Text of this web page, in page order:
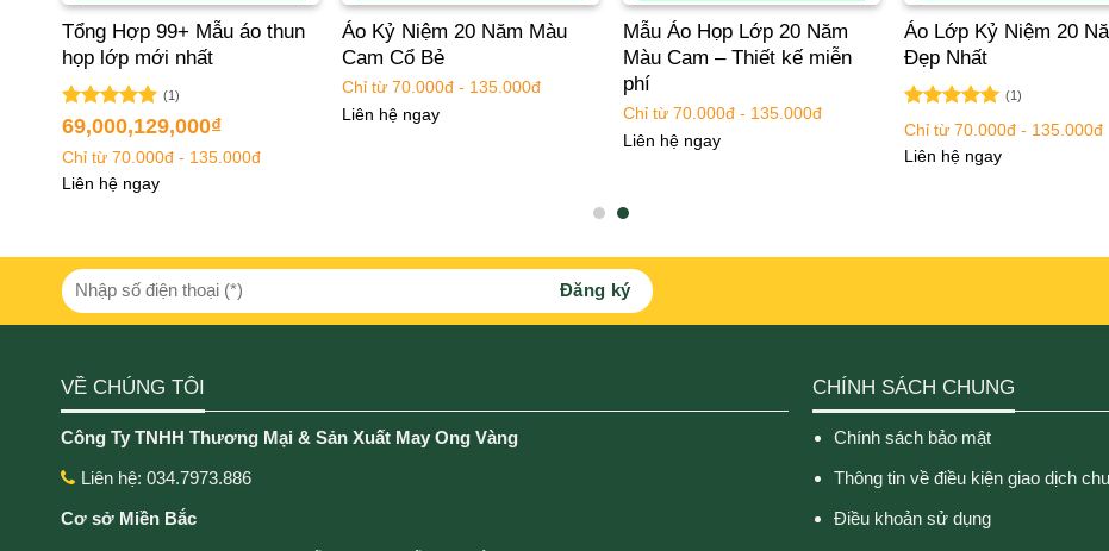
Áo Lớp Kỷ Niệm 20
Đẹp Nhất
Được xếp
hạng 5.00
5 sao
(1)
Chỉ từ 70.000đ - 135.000đ
Liên hệ ngay
Mẫu Áo Họp Lớp 20 Năm
Màu Cam – Thiết kế miễn
phí
Chỉ từ 70.000đ - 135.000đ
Liên hệ ngay
Áo Kỷ Niệm 20 Năm Màu
Cam Cổ Bẻ
Chỉ từ 70.000đ - 135.000đ
Liên hệ ngay
Tổng Hợp 99+ Mẫu áo thun
họp lớp mới nhất
Được xếp
hạng
5.00
5 sao
(1)
69,000,129,000₫
Chỉ từ 70.000đ - 135.000đ
Liên hệ ngay
VỀ CHÚNG TÔI
Công Ty TNHH Thương Mại & Sản Xuất May Ong Vàng
Liên hệ: 034.7973.886
Cơ sở Miền Bắc
CHÍNH SÁCH CHUNG
Chính sách bảo mật
Thông tin về điều kiện giao dịch
Điều khoản sử dụng